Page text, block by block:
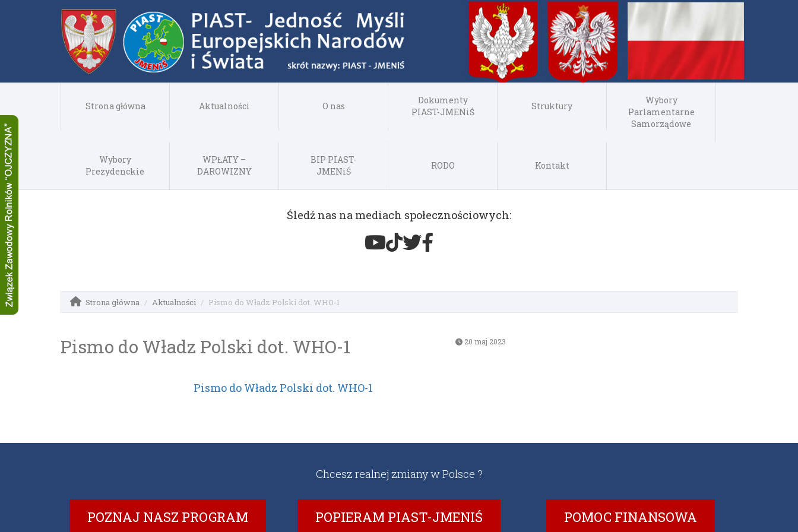
Strona główna Aktualności O nas
Dokumenty
PIAST-JMENiŚ
Struktury
Wybory
Parlamentarne
Samorządowe
Wybory
Prezydenckie
WPŁATY –
DAROWIZNY
BIP PIAST-
JMENiŚ
RODO Kontakt
Śledź nas na mediach społecznościowych:
Strona główna Aktualności Pismo do Władz Polski dot. WHO-1
Pismo do Władz Polski dot. WHO-1 20 maj 2023
Pismo do Władz Polski dot. WHO-1
Chcesz realnej zmiany w Polsce ?
POZNAJ NASZ PROGRAM POPIERAM PIAST-JMENIŚ POMOC FINANSOWA